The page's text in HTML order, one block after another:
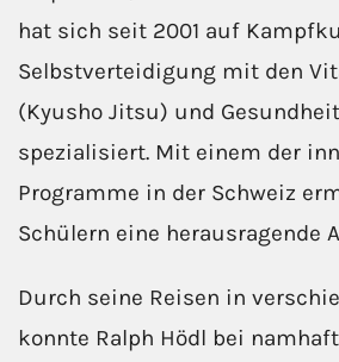
hat sich seit 2001 auf
Selbstverteidigung mit den
(Kyusho Jitsu) und
spezialisiert. Mit einem der
Programme in der Schweiz
Schülern eine herausragende
Durch seine Reisen in
konnte Ralph Hödl bei